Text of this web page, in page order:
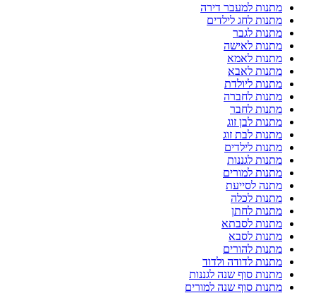
מתנות למעבר דירה
מתנות לחג לילדים
מתנות לגבר
מתנות לאישה
מתנות לאמא
מתנות לאבא
מתנות ליולדת
מתנות לחברה
מתנות לחבר
מתנות לבן זוג
מתנות לבת זוג
מתנות לילדים
מתנות לגננות
מתנות למורים
מתנה לסייעת
מתנות לכלה
מתנות לחתן
מתנות לסבתא
מתנות לסבא
מתנות להורים
מתנות לדודה ולדוד
מתנות סוף שנה לגננות
מתנות סוף שנה למורים